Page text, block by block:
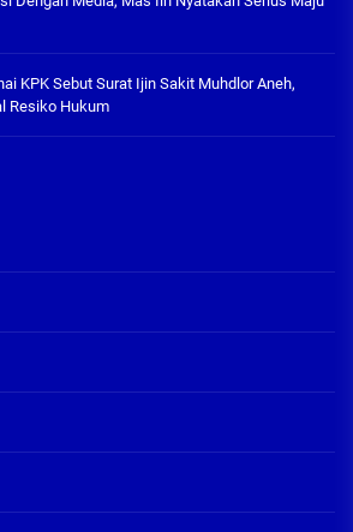
KPK Sebut Surat Ijin Sakit Muhdlor Aneh,
Resiko Hukum